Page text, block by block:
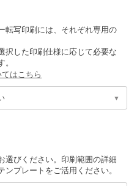
転写印刷には、それぞれ専用の
択した印刷仕様に応じて必要な
。
はこちら
選びください。印刷範囲の詳細
プレートをご活用ください。